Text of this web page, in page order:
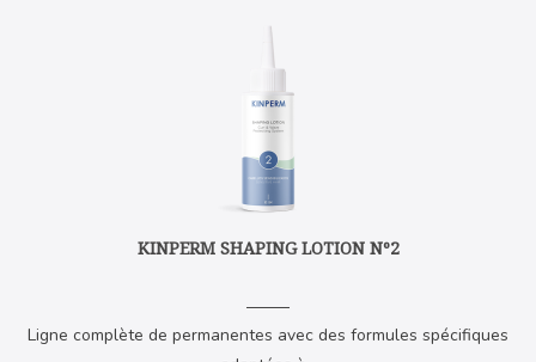
KINPERM SHAPING LOTION Nº2
Ligne complète de permanentes avec des formules spécifiques